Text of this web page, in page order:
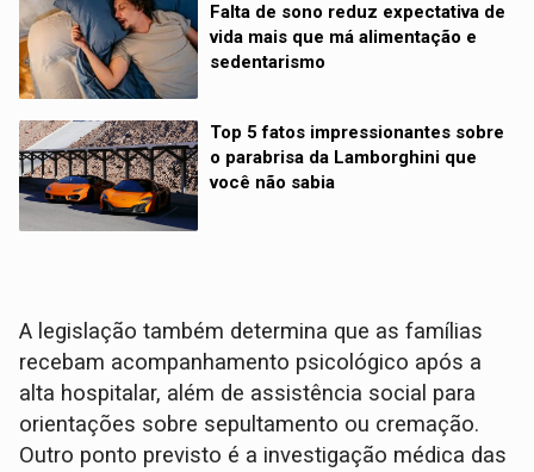
Falta de sono reduz expectativa de
vida mais que má alimentação e
sedentarismo
Top 5 fatos impressionantes sobre
o parabrisa da Lamborghini que
você não sabia
A legislação também determina que as famílias
recebam acompanhamento psicológico após a
alta hospitalar, além de assistência social para
orientações sobre sepultamento ou cremação.
Outro ponto previsto é a investigação médica das